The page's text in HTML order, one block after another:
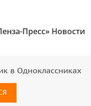
Пресс» Новости
в Одноклассниках